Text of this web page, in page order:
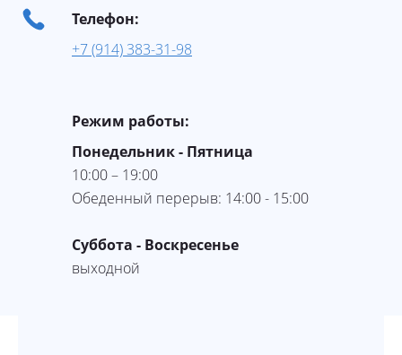
Телефон:
+7 (914) 383-31-98
Режим работы:
Понедельник - Пятница
10:00 – 19:00
Обеденный перерыв: 14:00 - 15:00
Суббота - Воскресенье
выходной